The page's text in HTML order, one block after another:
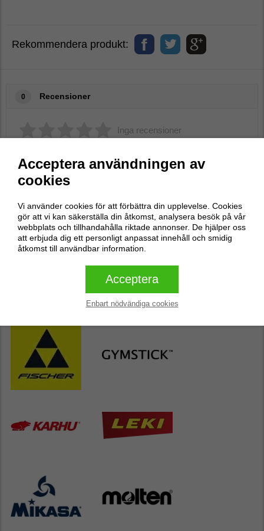
Acceptera användningen av
cookies
Vi använder cookies för att förbättra din upplevelse. Cookies
gör att vi kan säkerställa din åtkomst, analysera besök på vår
webbplats och tillhandahålla riktade annonser. De hjälper oss
att erbjuda dig ett personligt anpassat innehåll och smidig
åtkomst till användbar information.
Acceptera
Enbart nödvändiga cookies
Rekommendera produkt:
0 Recensioner
Inga recensioner
Butikens populäraste varumärken